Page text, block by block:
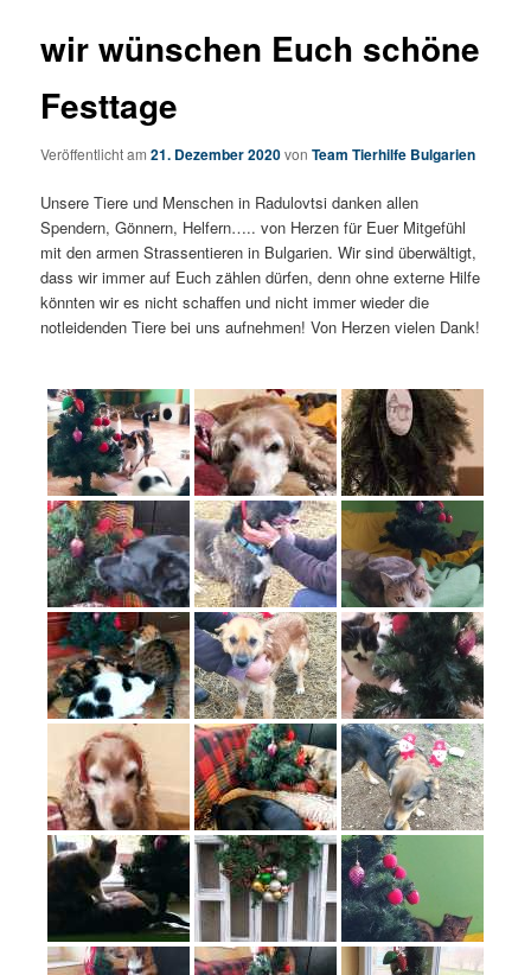
wir wünschen Euch schöne
Festtage
Veröffentlicht am21. Dezember 2020vonTeam Tierhilfe Bulgarien
Unsere Tiere und Menschen in Radulovtsi danken allen
Spendern, Gönnern, Helfern….. von Herzen für Euer Mitgefühl
mit den armen Strassentieren in Bulgarien. Wir sind überwältigt,
dass wir immer auf Euch zählen dürfen, denn ohne externe Hilfe
könnten wir es nicht schaffen und nicht immer wieder die
notleidenden Tiere bei uns aufnehmen! Von Herzen vielen Dank!